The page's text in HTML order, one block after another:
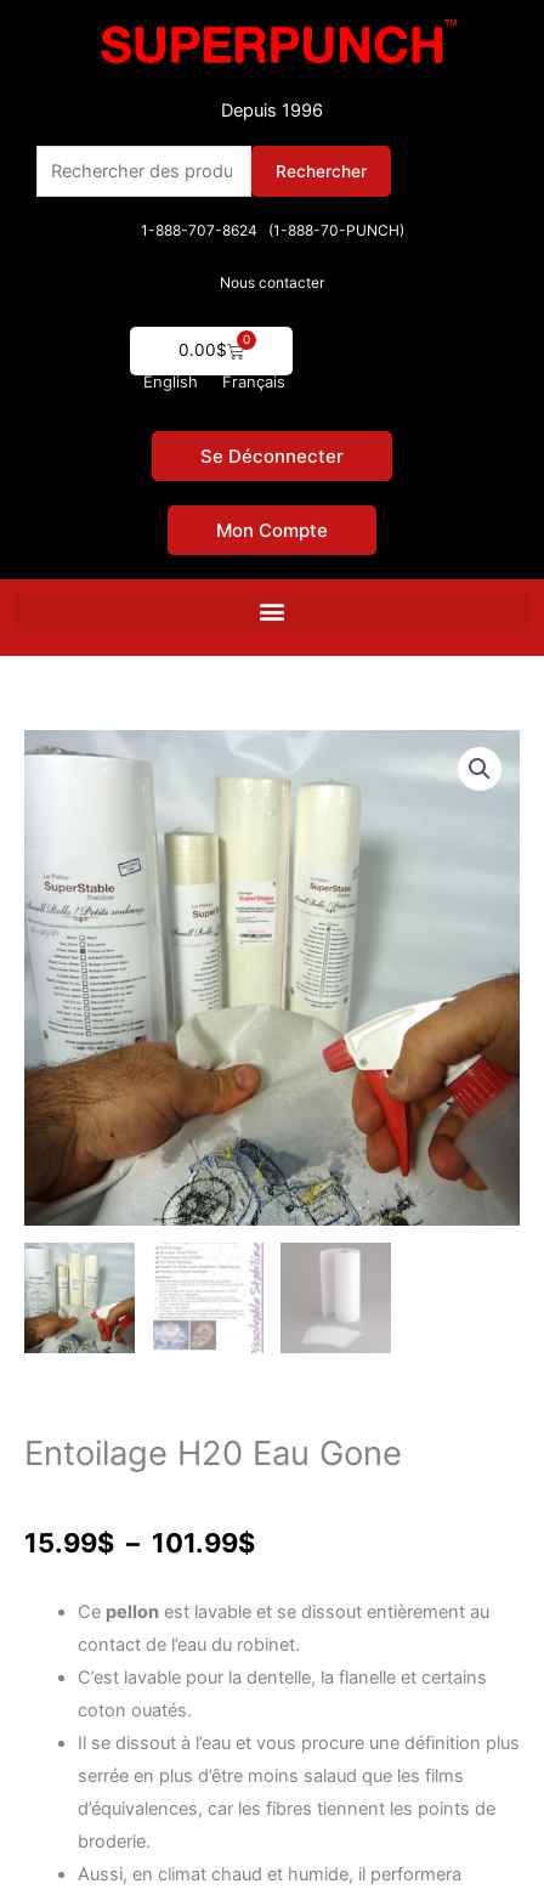
Depuis 1996
Rechercher : Rechercher
1-888-707-8624 (1-888-70-PUNCH)
Nous contacter
0.00$
0
Cart
English Français
Se Déconnecter
Mon Compte
Entoilage H20 Eau Gone
15.99$ – 101.99$Plage
prix :
15.99$
à
101.99$
Ce pellonest lavable et se dissout entièrement au
contact de l’eau du robinet.
C’est lavable pour la dentelle, la flanelle et certains
coton ouatés.
Il se dissout à l’eau et vous procure une définition plus
serrée en plus d’être moins salaud que les films
d’équivalences, car les fibres tiennent les points de
broderie.
Aussi, en climat chaud et humide, il performera